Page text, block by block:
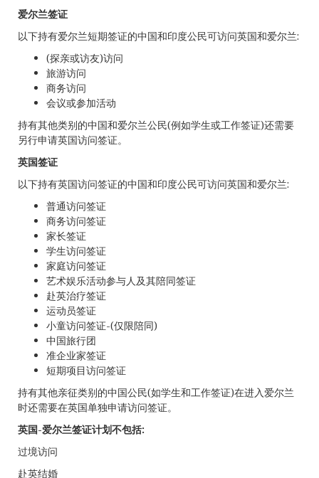
爱尔兰签证
以下持有爱尔兰短期签证的中国和印度公民可访问英国和爱尔兰:
(探亲或访友)访问
旅游访问
商务访问
会议或参加活动
持有其他类别的中国和爱尔兰公民(例如学生或工作签证)还需要
另行申请英国访问签证。
英国签证
以下持有英国访问签证的中国和印度公民可访问英国和爱尔兰:
普通访问签证
商务访问签证
家长签证
学生访问签证
家庭访问签证
艺术娱乐活动参与人及其陪同签证
赴英治疗签证
运动员签证
小童访问签证-(仅限陪同)
中国旅行团
准企业家签证
短期项目访问签证
持有其他亲征类别的中国公民(如学生和工作签证)在进入爱尔兰
时还需要在英国单独申请访问签证。
英国-爱尔兰签证计划不包括:
过境访问
赴英结婚